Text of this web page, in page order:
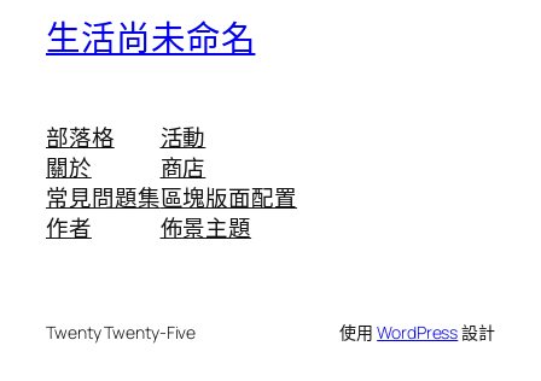
生活尚未命名
部落格
關於
常見問題集
作者
活動
商店
區塊版面配置
佈景主題
Twenty Twenty-Five 使用WordPress設計